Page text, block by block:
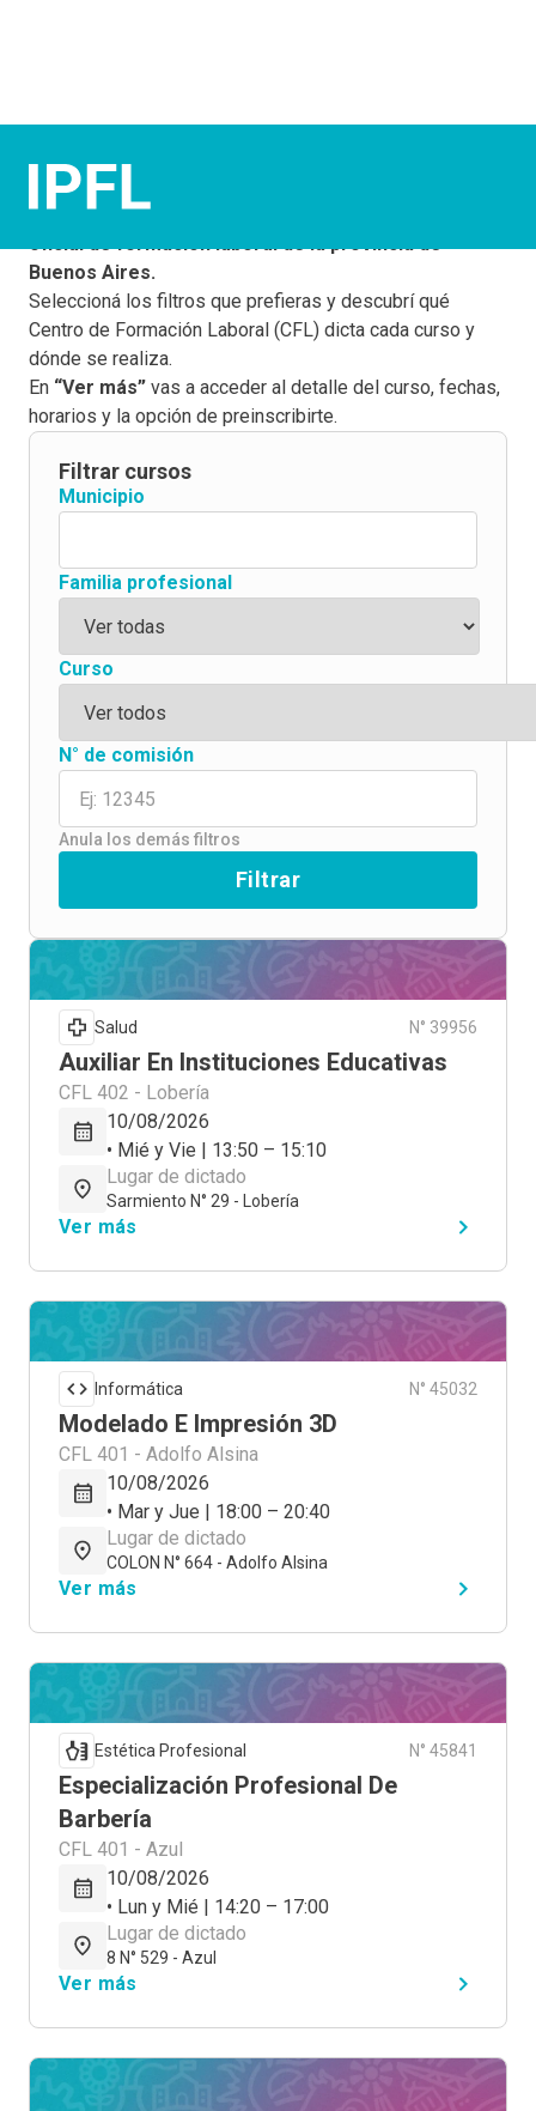
¡Elegí tus cursos!
Este buscador te permite conocer la
oficial de formación laboral de la provincia de
Buenos Aires.
Seleccioná los filtros que prefieras y descubrí qué
Centro de Formación Laboral (CFL) dicta cada curso y
dónde se realiza.
En “Ver más” vas a acceder al detalle del curso, fechas,
horarios y la opción de preinscribirte.
Filtrar cursos
Municipio
Familia profesional
Curso
N° de comisión
Anula los demás filtros
Filtrar
Salud N° 39956
Auxiliar En Instituciones Educativas
CFL 402 - Lobería
10/08/2026
• Mié y Vie | 13:50 – 15:10
Lugar de dictado
Sarmiento N° 29 - Lobería
Ver más
Informática N° 45032
Modelado E Impresión 3D
CFL 401 - Adolfo Alsina
10/08/2026
• Mar y Jue | 18:00 – 20:40
Lugar de dictado
COLON N° 664 - Adolfo Alsina
Ver más
Estética Profesional N° 45841
Especialización Profesional De
Barbería
CFL 401 - Azul
10/08/2026
• Lun y Mié | 14:20 – 17:00
Lugar de dictado
8 N° 529 - Azul
Ver más